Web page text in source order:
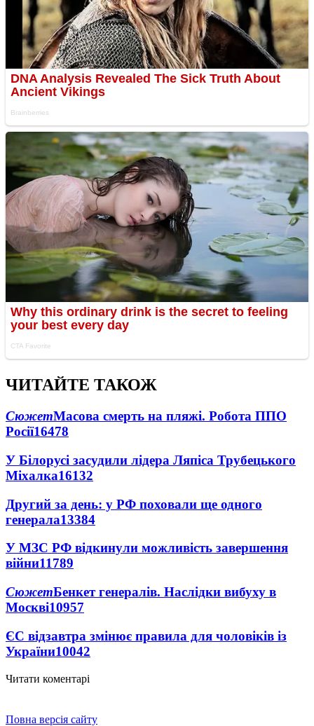
ЧИТАЙТЕ ТАКОЖ
СюжетМасова смерть на пляжі. Робота ППО
Росії16478
У Білорусі засудили лідера Ляпіса Трубецького
Міхалка16132
Другий за день: у РФ поховали ще одного
генерала13384
У МЗС РФ відкинули можливість завершення
війни11789
СюжетБенкет генералів. Наслідки вибуху в
Москві10957
ЄС відзавтра змінює правила для чоловіків із
України10042
Читати коментарі
Повна версія сайту